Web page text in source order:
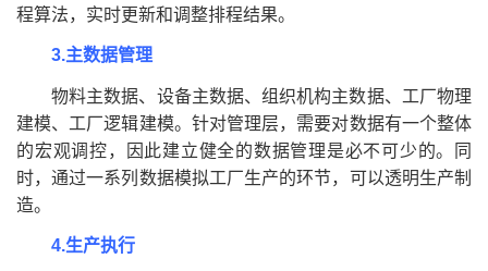
程算法，实时更新和调整排程结果。
3.主数据管理
物料主数据、设备主数据、组织机构主数据、工厂物理
建模、工厂逻辑建模。针对管理层，需要对数据有一个整体
的宏观调控，因此建立健全的数据管理是必不可少的。同
时，通过一系列数据模拟工厂生产的环节，可以透明生产制
造。
4.生产执行